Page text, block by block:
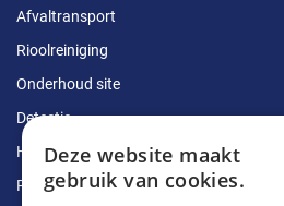
Afvaltransport
Rioolreiniging
Onderhoud site
Detectie
Herstellingen
Ruimingen
Deze website maakt
gebruik van cookies.